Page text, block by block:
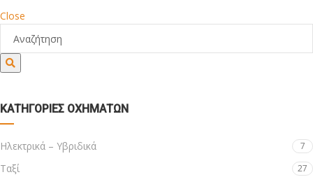
Close
ΚΑΤΗΓΟΡΊΕΣ ΟΧΗΜΆΤΩΝ
Ηλεκτρικά – Υβριδικά 7
Ταξί 27